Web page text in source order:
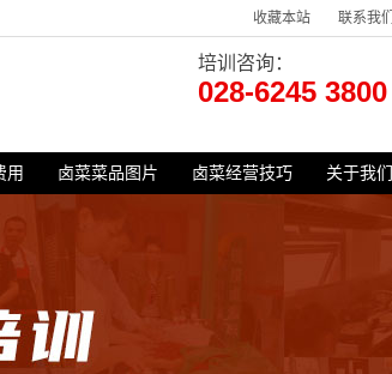
收藏本站 联系我们
培训咨询：
028-6245 3800
用 卤菜菜品图片 卤菜经营技巧 关于我们